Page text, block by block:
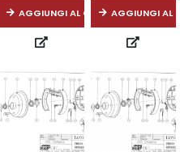
AGGIUNGI AL CARRELLOAGGIUNGI AL